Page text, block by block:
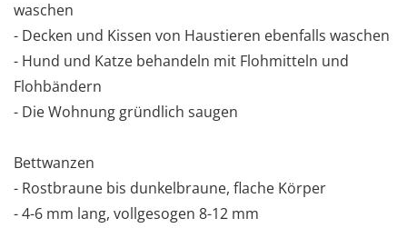
waschen
- Decken und Kissen von Haustieren ebenfalls waschen
- Hund und Katze behandeln mit Flohmitteln und
Flohbändern
- Die Wohnung gründlich saugen
Bettwanzen
- Rostbraune bis dunkelbraune, flache Körper
- 4-6 mm lang, vollgesogen 8-12 mm